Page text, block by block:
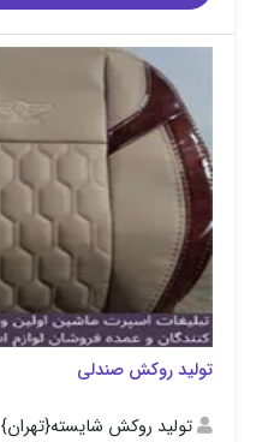
تولید روکش صندلی
تولید روکش شایسته{تهران}